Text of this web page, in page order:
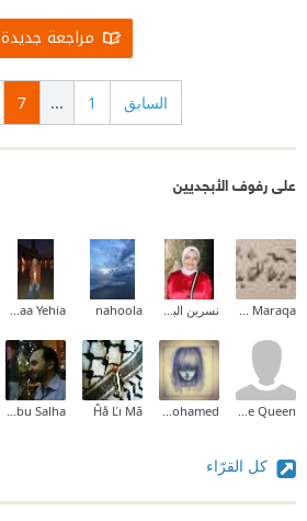
مراجعة جديدة
السابق 1
...
7
على رفوف الأبجديين
Zeina M.I Maraqa نسرين البخشونجى nahoola
Fatma El Zahraa Yehia
Majesty The Queen
fedia a mohamed
Ĥå Ľı Mă
Ahmed Abu Salha
كل القرّاء